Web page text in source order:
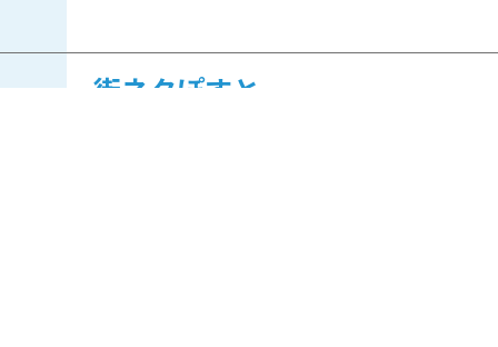
12:55
街ネタぽすと